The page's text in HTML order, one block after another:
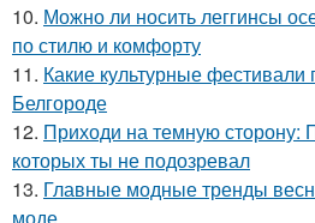
10. Можно ли носить леггинсы
по стилю и комфорту
11. Какие культурные фестивали
Белгороде
12. Приходи на темную сторону:
которых ты не подозревал
13. Главные модные тренды